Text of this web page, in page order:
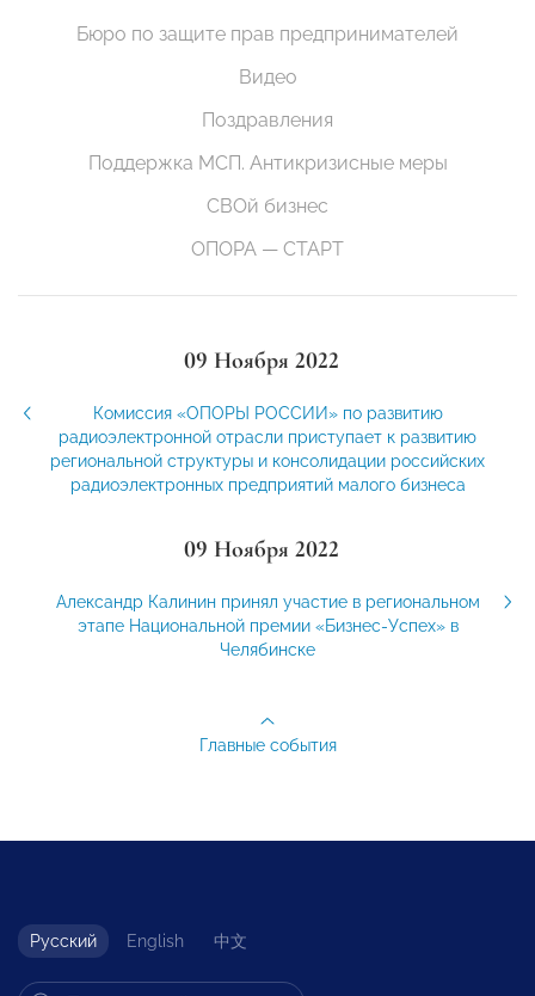
Бюро по защите прав предпринимателей
Видео
Поздравления
Поддержка МСП. Антикризисные меры
СВОй бизнес
ОПОРА — СТАРТ
09 Ноября 2022
Комиссия «ОПОРЫ РОССИИ» по развитию
радиоэлектронной отрасли приступает к развитию
региональной структуры и консолидации российских
радиоэлектронных предприятий малого бизнеса
09 Ноября 2022
Александр Калинин принял участие в региональном
этапе Национальной премии «Бизнес-Успех» в
Челябинске
Главные события
Русский English 中文